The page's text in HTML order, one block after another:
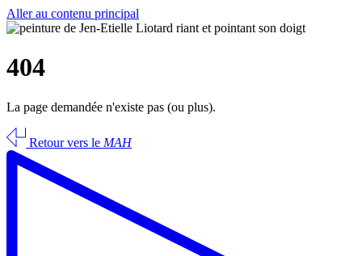
Aller au contenu principal
404
La page demandée n'existe pas (ou plus).
Retour vers le MAH